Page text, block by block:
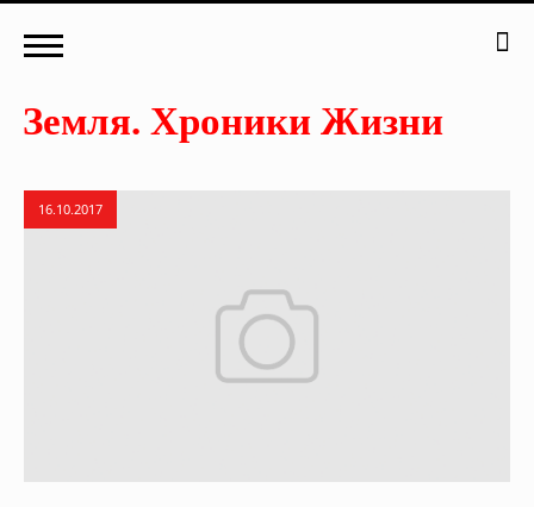
16.10.2017